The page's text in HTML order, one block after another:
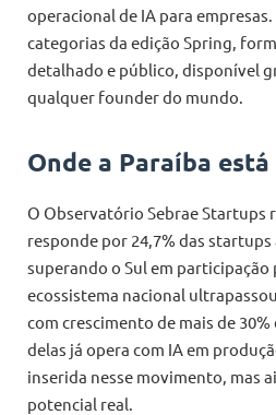
operacional de IA para
categorias da edição Spring,
detalhado e público, disponível
qualquer founder do mundo.
Onde a Paraíba está
O Observatório Sebrae Startups
responde por 24,7% das startups
superando o Sul em
ecossistema nacional
com crescimento de mais de 30%
delas já opera com IA em
inserida nesse movimento, mas
potencial real.